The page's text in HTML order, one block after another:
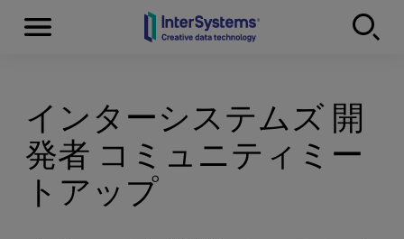
Skip to content
Menu
インターシステムズ 開
発者 コミュニティミー
トアップ